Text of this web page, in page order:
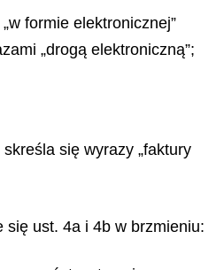
formie elektronicznej”
„drogą elektroniczną”;
się wyrazy „faktury
się ust. 4a i 4b w brzmieniu: